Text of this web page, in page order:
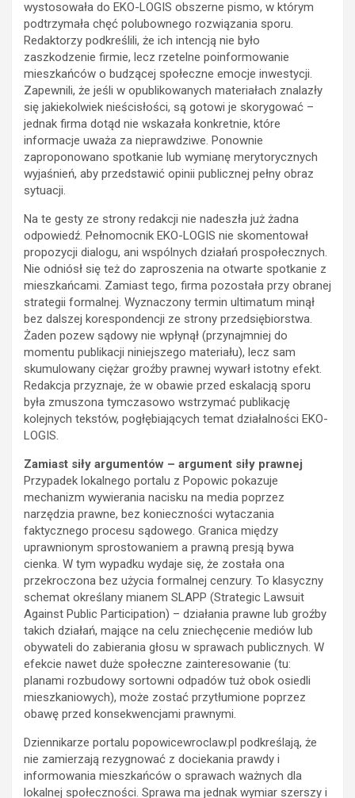
wystosowała do EKO-LOGIS obszerne pismo, w którym
podtrzymała chęć polubownego rozwiązania sporu.
Redaktorzy podkreślili, że ich intencją nie było
zaszkodzenie firmie, lecz rzetelne poinformowanie
mieszkańców o budzącej społeczne emocje inwestycji.
Zapewnili, że jeśli w opublikowanych materiałach znalazły
się jakiekolwiek nieścisłości, są gotowi je skorygować –
jednak firma dotąd nie wskazała konkretnie, które
informacje uważa za nieprawdziwe. Ponownie
zaproponowano spotkanie lub wymianę merytorycznych
wyjaśnień, aby przedstawić opinii publicznej pełny obraz
sytuacji.
Na te gesty ze strony redakcji nie nadeszła już żadna
odpowiedź. Pełnomocnik EKO-LOGIS nie skomentował
propozycji dialogu, ani wspólnych działań prospołecznych.
Nie odniósł się też do zaproszenia na otwarte spotkanie z
mieszkańcami. Zamiast tego, firma pozostała przy obranej
strategii formalnej. Wyznaczony termin ultimatum minął
bez dalszej korespondencji ze strony przedsiębiorstwa.
Żaden pozew sądowy nie wpłynął (przynajmniej do
momentu publikacji niniejszego materiału), lecz sam
skumulowany ciężar groźby prawnej wywarł istotny efekt.
Redakcja przyznaje, że w obawie przed eskalacją sporu
była zmuszona tymczasowo wstrzymać publikację
kolejnych tekstów, pogłębiających temat działalności EKO-
LOGIS.
Zamiast siły argumentów – argument siły prawnej
Przypadek lokalnego portalu z Popowic pokazuje
mechanizm wywierania nacisku na media poprzez
narzędzia prawne, bez konieczności wytaczania
faktycznego procesu sądowego. Granica między
uprawnionym sprostowaniem a prawną presją bywa
cienka. W tym wypadku wydaje się, że została ona
przekroczona bez użycia formalnej cenzury. To klasyczny
schemat określany mianem SLAPP (Strategic Lawsuit
Against Public Participation) – działania prawne lub groźby
takich działań, mające na celu zniechęcenie mediów lub
obywateli do zabierania głosu w sprawach publicznych. W
efekcie nawet duże społeczne zainteresowanie (tu:
planami rozbudowy sortowni odpadów tuż obok osiedli
mieszkaniowych), może zostać przytłumione poprzez
obawę przed konsekwencjami prawnymi.
Dziennikarze portalu popowicewroclaw.pl podkreślają, że
nie zamierzają rezygnować z dociekania prawdy i
informowania mieszkańców o sprawach ważnych dla
lokalnej społeczności. Sprawa ma jednak wymiar szerszy i